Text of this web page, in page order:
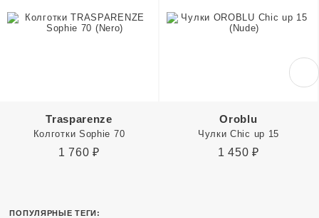
Trasparenze
Колготки Sophie 70
1 760 ₽
Oroblu
Чулки Chic up 15
1 450 ₽
ПОПУЛЯРНЫЕ ТЕГИ: